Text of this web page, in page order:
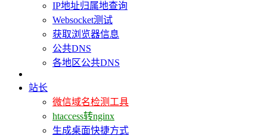
IP地址归属地查询
Websocket测试
获取浏览器信息
公共DNS
各地区公共DNS
站长
微信域名检测工具
htaccess转nginx
生成桌面快捷方式